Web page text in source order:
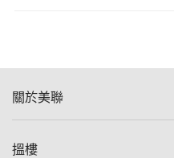
關於美聯
美聯集團
搵樓